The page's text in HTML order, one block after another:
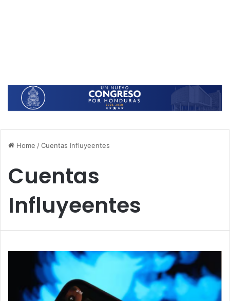
Home /Cuentas Influyeentes
Cuentas
Influyeentes